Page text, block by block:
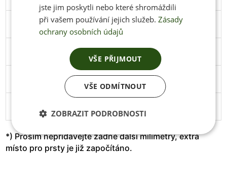
297 108 Stáhnout
305
313 114
*) Prosím nepřidávejte žádné další milimetry, extra
místo pro prsty je již započítáno.
jste jim poskytli nebo které shromáždili
při vašem používání jejich služeb. Zásady
ochrany osobních údajů
VŠE PŘIJMOUT
VŠE ODMÍTNOUT
ZOBRAZIT PODROBNOSTI